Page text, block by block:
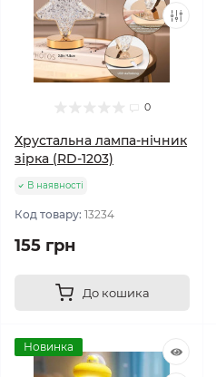
0
Хрустальна лампа-нічник
зірка (RD-1203)
В наявності
Код товару: 13234
155 грн
До кошика
Новинка